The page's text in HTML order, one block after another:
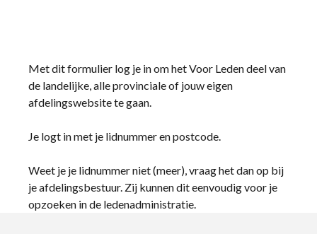
Met dit formulier log je in om het Voor Leden deel van
de landelijke, alle provinciale of jouw eigen
afdelingswebsite te gaan.
Je logt in met je lidnummer en postcode.
Weet je je lidnummer niet (meer), vraag het dan op bij
je afdelingsbestuur. Zij kunnen dit eenvoudig voor je
opzoeken in de ledenadministratie.